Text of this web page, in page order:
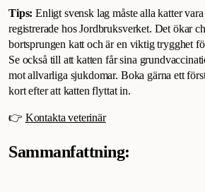
Tips: Enligt svensk lag måste alla katter
registrerade hos Jordbruksverket. Det ökar
bortsprungen katt och är en viktig trygghet
Se också till att katten får sina
mot allvarliga sjukdomar. Boka gärna ett
kort efter att katten flyttat in.
👉 Kontakta veterinär
Sammanfattning: